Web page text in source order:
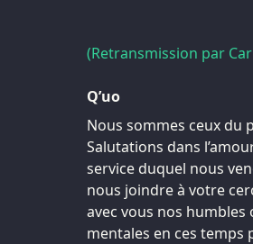
(Retransmission par
Q’uo
Nous sommes ceux du
Salutations dans
service duquel nous
nous joindre à votre
avec vous nos
mentales en ces temps